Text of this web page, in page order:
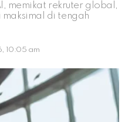
memikat rekruter global,
di tengah
10:05 am